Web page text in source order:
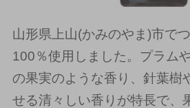
山形県上山(かみのやま)市で
100％使用しました。プラム
の果実のような香り、針葉樹
せる清々しい香りが特長で、